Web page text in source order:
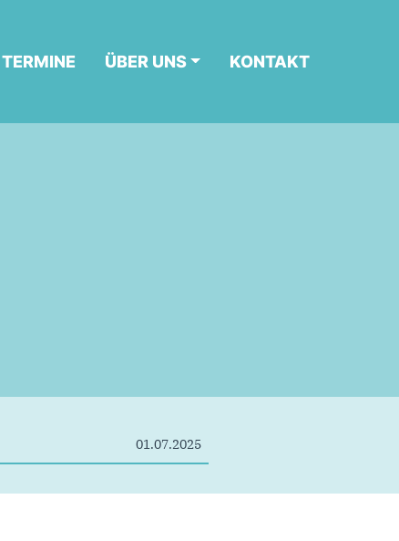
TERMINE ÜBER UNS KONTAKT
01.07.2025